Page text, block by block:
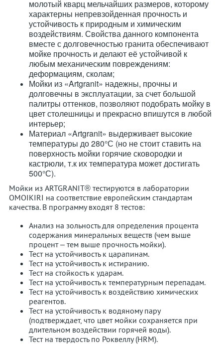
молотый кварц мельчайших размеров, которому
характерны непревзойденная прочность и
устойчивость к природным и химическим
воздействиям. Свойства данного компонента
вместе с долговечностью гранита обеспечивают
мойке прочность и делают её устойчивой к
любым механическим повреждениям:
деформациям, сколам;
Мойки из «Artgranit» надежны, прочны и
долговечны в эксплуатации, за счет большой
палитры оттенков, позволяют подобрать мойку в
цвет столешницы и прекрасно впишутся в любой
интерьер;
Материал «Artgranit» выдерживает высокие
температуры до 280°С (но не стоит ставить на
поверхность мойки горячие сковородки и
кастрюли, т.к их температура может достигать
500°С).
Мойки из ARTGRANIT® тестируются в лаборатории
OMOIKIRI на соответствие европейским стандартам
качества. В программу входят 8 тестов:
Анализ на зольность для определения процента
содержания минеральных веществ (чем выше
процент – тем выше прочность мойки).
Тест на устойчивость к царапинам.
Тест на устойчивость к истиранию.
Тест на стойкость к ударам.
Тест на устойчивость к температурным перепадам.
Тест на устойчивость к воздействию химических
реагентов.
Тест на устойчивость к водяному пару
(подтверждает, что цвет мойки сохраняется при
длительном воздействии горячей воды).
Тест на твердость по Роквеллу (HRM).